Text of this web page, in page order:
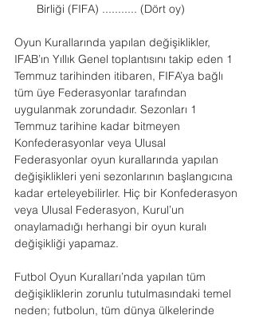
Birliği (FIFA) ........... (Dört oy)
Oyun Kurallarında yapılan değişiklikler,
IFAB’ın Yıllık Genel toplantısını takip eden 1
Temmuz tarihinden itibaren, FIFA’ya bağlı
tüm üye Federasyonlar tarafından
uygulanmak zorundadır. Sezonları 1
Temmuz tarihine kadar bitmeyen
Konfederasyonlar veya Ulusal
Federasyonlar oyun kurallarında yapılan
değişiklikleri yeni sezonlarının başlangıcına
kadar erteleyebilirler. Hiç bir Konfederasyon
veya Ulusal Federasyon, Kurul’un
onaylamadığı herhangi bir oyun kuralı
değişikliği yapamaz.
Futbol Oyun Kuralları’nda yapılan tüm
değişikliklerin zorunlu tutulmasındaki temel
neden; futbolun, tüm dünya ülkelerinde